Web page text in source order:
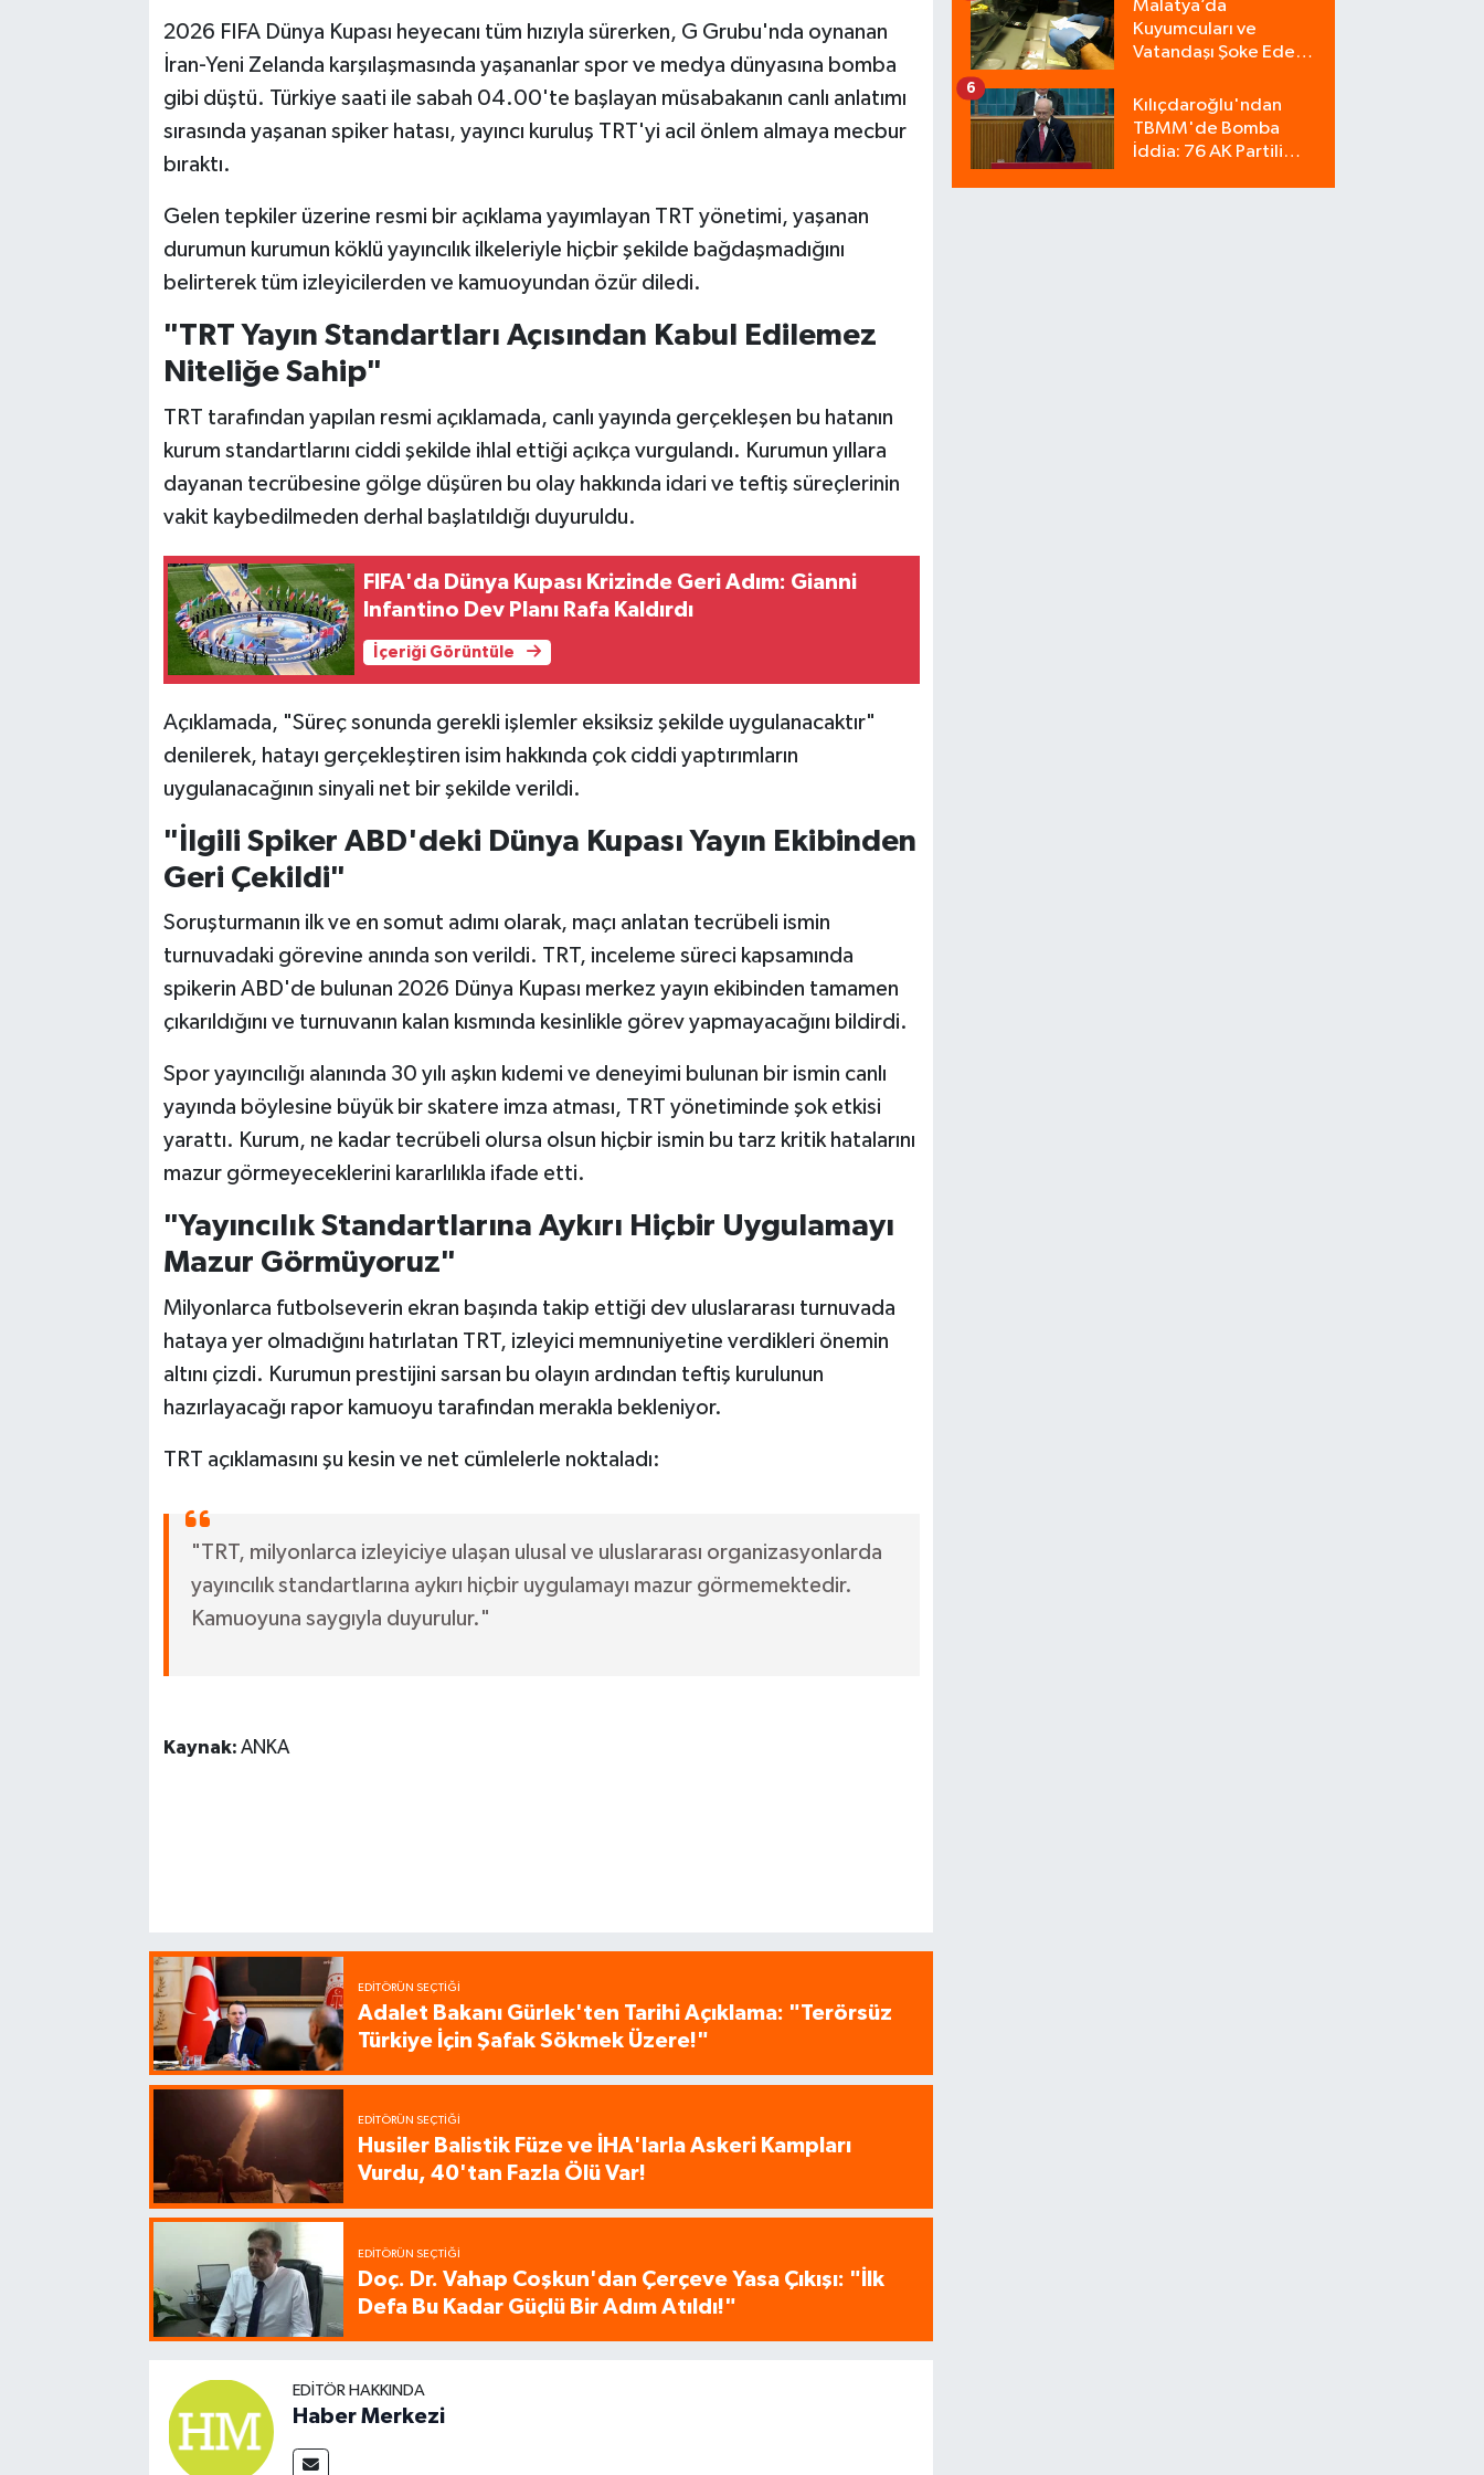
2026 FIFA Dünya Kupası heyecanı tüm hızıyla sürerken, G Grubu'nda oynanan
İran-Yeni Zelanda karşılaşmasında yaşananlar spor ve medya dünyasına bomba
gibi düştü. Türkiye saati ile sabah 04.00'te başlayan müsabakanın canlı anlatımı
sırasında yaşanan spiker hatası, yayıncı kuruluş TRT'yi acil önlem almaya mecbur
bıraktı.
Gelen tepkiler üzerine resmi bir açıklama yayımlayan TRT yönetimi, yaşanan
durumun kurumun köklü yayıncılık ilkeleriyle hiçbir şekilde bağdaşmadığını
belirterek tüm izleyicilerden ve kamuoyundan özür diledi.
"TRT Yayın Standartları Açısından Kabul Edilemez
Niteliğe Sahip"
TRT tarafından yapılan resmi açıklamada, canlı yayında gerçekleşen bu hatanın
kurum standartlarını ciddi şekilde ihlal ettiği açıkça vurgulandı. Kurumun yıllara
dayanan tecrübesine gölge düşüren bu olay hakkında idari ve teftiş süreçlerinin
vakit kaybedilmeden derhal başlatıldığı duyuruldu.
FIFA'da Dünya Kupası Krizinde Geri Adım: Gianni
Infantino Dev Planı Rafa Kaldırdı
İçeriği Görüntüle
Açıklamada, "Süreç sonunda gerekli işlemler eksiksiz şekilde uygulanacaktır"
denilerek, hatayı gerçekleştiren isim hakkında çok ciddi yaptırımların
uygulanacağının sinyali net bir şekilde verildi.
"İlgili Spiker ABD'deki Dünya Kupası Yayın Ekibinden
Geri Çekildi"
Soruşturmanın ilk ve en somut adımı olarak, maçı anlatan tecrübeli ismin
turnuvadaki görevine anında son verildi. TRT, inceleme süreci kapsamında
spikerin ABD'de bulunan 2026 Dünya Kupası merkez yayın ekibinden tamamen
çıkarıldığını ve turnuvanın kalan kısmında kesinlikle görev yapmayacağını bildirdi.
Spor yayıncılığı alanında 30 yılı aşkın kıdemi ve deneyimi bulunan bir ismin canlı
yayında böylesine büyük bir skatere imza atması, TRT yönetiminde şok etkisi
yarattı. Kurum, ne kadar tecrübeli olursa olsun hiçbir ismin bu tarz kritik hatalarını
mazur görmeyeceklerini kararlılıkla ifade etti.
"Yayıncılık Standartlarına Aykırı Hiçbir Uygulamayı
Mazur Görmüyoruz"
Milyonlarca futbolseverin ekran başında takip ettiği dev uluslararası turnuvada
hataya yer olmadığını hatırlatan TRT, izleyici memnuniyetine verdikleri önemin
altını çizdi. Kurumun prestijini sarsan bu olayın ardından teftiş kurulunun
hazırlayacağı rapor kamuoyu tarafından merakla bekleniyor.
TRT açıklamasını şu kesin ve net cümlelerle noktaladı:
"TRT, milyonlarca izleyiciye ulaşan ulusal ve uluslararası organizasyonlarda
yayıncılık standartlarına aykırı hiçbir uygulamayı mazur görmemektedir.
Kamuoyuna saygıyla duyurulur."
Kaynak: ANKA
EDITÖRÜN SEÇTIĞI
Adalet Bakanı Gürlek'ten Tarihi Açıklama: "Terörsüz
Türkiye İçin Şafak Sökmek Üzere!"
EDITÖRÜN SEÇTIĞI
Husiler Balistik Füze ve İHA'larla Askeri Kampları
Vurdu, 40'tan Fazla Ölü Var!
EDITÖRÜN SEÇTIĞI
Doç. Dr. Vahap Coşkun'dan Çerçeve Yasa Çıkışı: "İlk
Defa Bu Kadar Güçlü Bir Adım Atıldı!"
EDITÖR HAKKINDA
Haber Merkezi
Malatya’da
Kuyumcuları ve
Vatandaşı Şoke Eden
Milyonluk Tuzağı Polis
Bozdu!
Kılıçdaroğlu'ndan
TBMM'de Bomba
İddia: 76 AK Partili
6